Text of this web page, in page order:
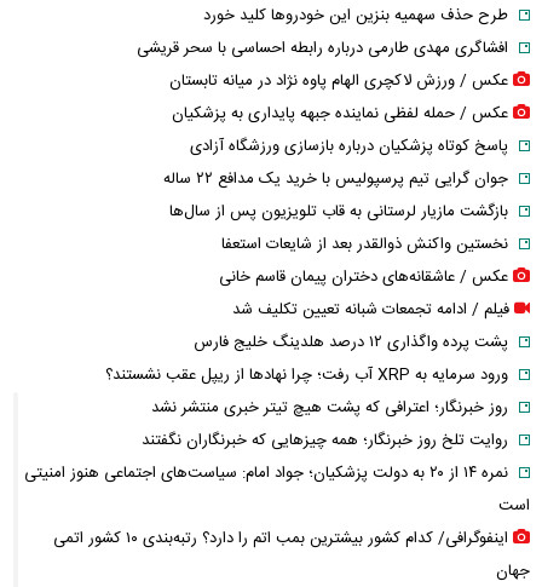
طرح حذف سهمیه بنزین این خودرو‌ها کلید خورد
افشاگری مهدی طارمی درباره رابطه احساسی با سحر قریشی
عکس / ورزش لاکچری الهام پاوه نژاد در میانه تابستان
عکس / حمله لفظی نماینده جبهه پایداری به پزشکیان
پاسخ کوتاه پزشکیان درباره بازسازی ورزشگاه آزادی
جوان گرایی تیم پرسپولیس با خرید یک مدافع ۲۲ ساله
بازگشت مازیار لرستانی به قاب تلویزیون پس از سال‌ها
نخستین واکنش ذوالقدر بعد از شایعات استعفا
عکس / عاشقانه‌های دختران پیمان قاسم خانی
فیلم / ادامه تجمعات شبانه تعیین تکلیف شد
پشت پرده واگذاری ۱۲ درصد هلدینگ خلیج فارس
ورود سرمایه به XRP آب رفت؛ چرا نهادها از ریپل عقب نشستند؟
روز خبرنگار؛ اعترافی که پشت هیچ تیتر خبری منتشر نشد
روایت تلخ روز خبرنگار؛ همه چیزهایی که خبرنگاران نگفتند
نمره ۱۴ از ۲۰ به دولت پزشکیان؛ جواد امام: سیاست‌های اجتماعی هنوز امنیتی
است
اینفوگرافی/ کدام کشور بیشترین بمب اتم را دارد؟ رتبه‌بندی ۱۰ کشور اتمی
جهان